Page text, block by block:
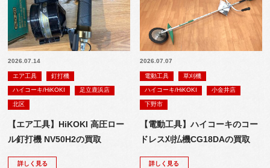
2026.07.14
エア工具 釘打機
ハイコーキ/HiKOKI 足立鹿浜店
北区
【エア工具】HiKOKI 高圧ロー
ル釘打機 NV50H2の買取
詳しく見る
2026.07.07
電動工具 草刈機
ハイコーキ/HiKOKI 小金井店
下野市
【電動工具】ハイコーキのコー
ドレス刈払機CG18DAの買取
詳しく見る